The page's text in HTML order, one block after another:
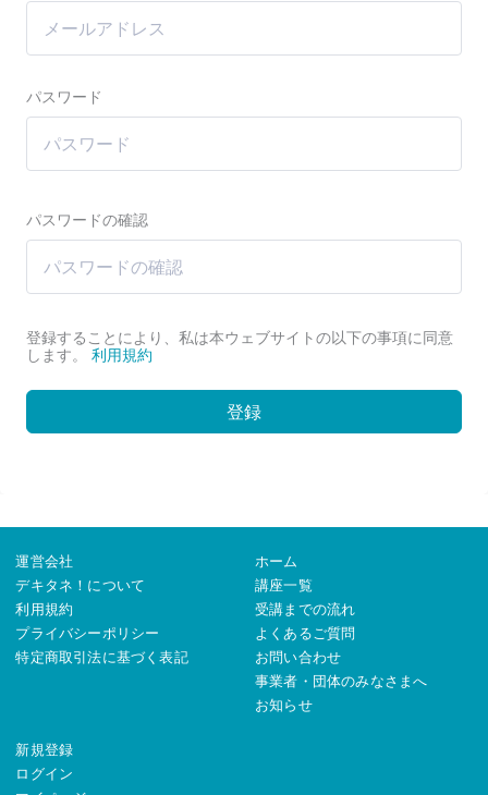
パスワード
パスワードの確認
登録することにより、私は本ウェブサイトの以下の事項に同意
します。 利用規約
登録
運営会社
デキタネ！について
利用規約
プライバシーポリシー
特定商取引法に基づく表記
ホーム
講座一覧
受講までの流れ
よくあるご質問
お問い合わせ
事業者・団体のみなさまへ
お知らせ
新規登録
ログイン